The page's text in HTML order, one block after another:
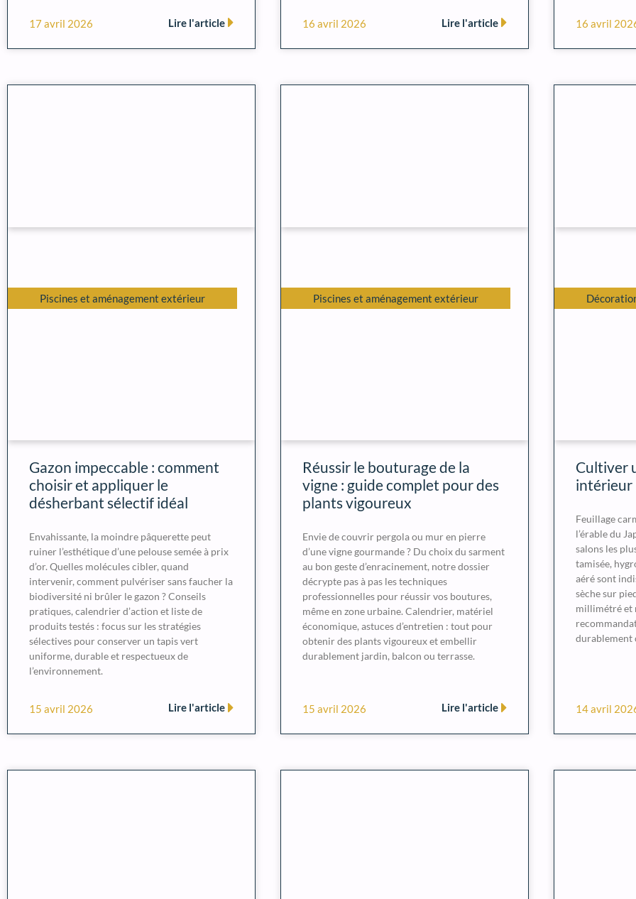
Lire l'article
17 avril 2026 Lire l'article
16 avril 2026 16 avril
Piscines et aménagement extérieur
Gazon impeccable : comment
choisir et appliquer le
désherbant sélectif idéal
Envahissante, la moindre pâquerette peut
ruiner l’esthétique d’une pelouse semée à prix
d’or. Quelles molécules cibler, quand
intervenir, comment pulvériser sans faucher la
biodiversité ni brûler le gazon ? Conseils
pratiques, calendrier d’action et liste de
produits testés : focus sur les stratégies
sélectives pour conserver un tapis vert
uniforme, durable et respectueux de
l’environnement.
Lire l'article
15 avril 2026
Piscines et aménagement extérieur
Réussir le bouturage de la
vigne : guide complet pour des
plants vigoureux
Envie de couvrir pergola ou mur en pierre
d’une vigne gourmande ? Du choix du sarment
au bon geste d’enracinement, notre dossier
décrypte pas à pas les techniques
professionnelles pour réussir vos boutures,
même en zone urbaine. Calendrier, matériel
économique, astuces d’entretien : tout pour
obtenir des plants vigoureux et embellir
durablement jardin, balcon ou terrasse.
Lire l'article
15 avril 2026
Cultiver
intérieur
Feuillage
l’érable du
salons les
tamisée,
aéré sont
sèche sur
millimétré et
durablement
14 avril